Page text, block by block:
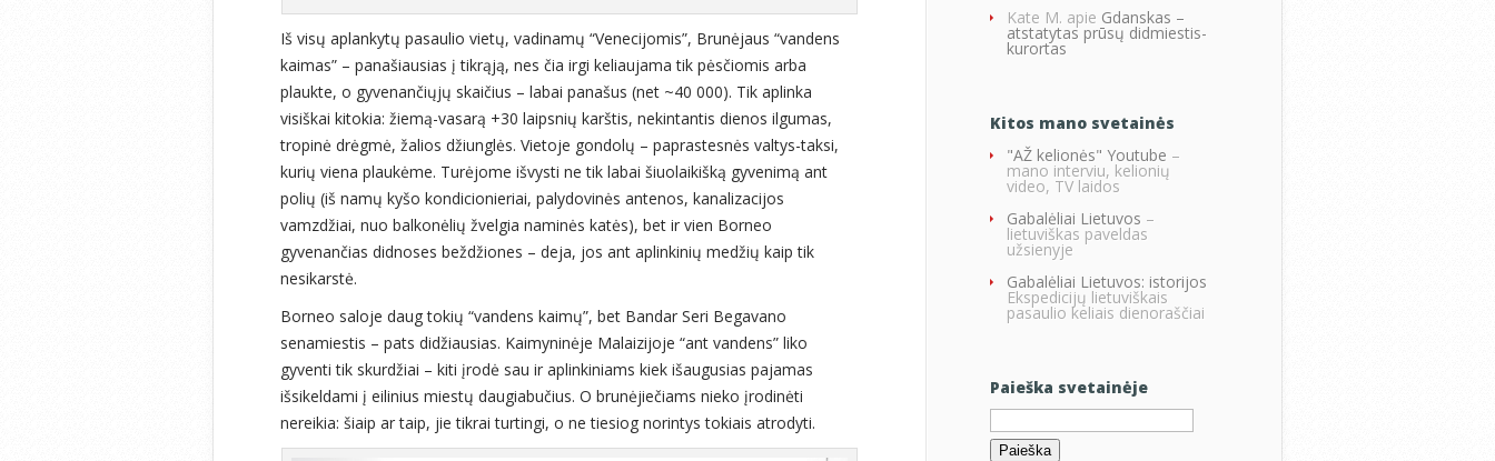
Iš visų aplankytų pasaulio vietų, vadinamų “Venecijomis”, Brunėjaus “vandens
kaimas” – panašiausias į tikrąją, nes čia irgi keliaujama tik pėsčiomis arba
plaukte, o gyvenančiųjų skaičius – labai panašus (net ~40 000). Tik aplinka
visiškai kitokia: žiemą-vasarą +30 laipsnių karštis, nekintantis dienos ilgumas,
tropinė drėgmė, žalios džiunglės. Vietoje gondolų – paprastesnės valtys-taksi,
kurių viena plaukėme. Turėjome išvysti ne tik labai šiuolaikišką gyvenimą ant
polių (iš namų kyšo kondicionieriai, palydovinės antenos, kanalizacijos
vamzdžiai, nuo balkonėlių žvelgia naminės katės), bet ir vien Borneo
gyvenančias didnoses beždžiones – deja, jos ant aplinkinių medžių kaip tik
nesikarstė.
Borneo saloje daug tokių “vandens kaimų”, bet Bandar Seri Begavano
senamiestis – pats didžiausias. Kaimyninėje Malaizijoje “ant vandens” liko
gyventi tik skurdžiai – kiti įrodė sau ir aplinkiniams kiek išaugusias pajamas
išsikeldami į eilinius miestų daugiabučius. O brunėjiečiams nieko įrodinėti
nereikia: šiaip ar taip, jie tikrai turtingi, o ne tiesiog norintys tokiais atrodyti.
Kate M. apie Gdanskas –
atstatytas prūsų didmiestis-
kurortas
Kitos mano svetainės
"AŽ kelionės" Youtube –
mano interviu, kelionių
video, TV laidos
Gabalėliai Lietuvos –
lietuviškas paveldas
užsienyje
Gabalėliai Lietuvos: istorijos
Ekspedicijų lietuviškais
pasaulio keliais dienoraščiai
Paieška svetainėje
Ieškoti: